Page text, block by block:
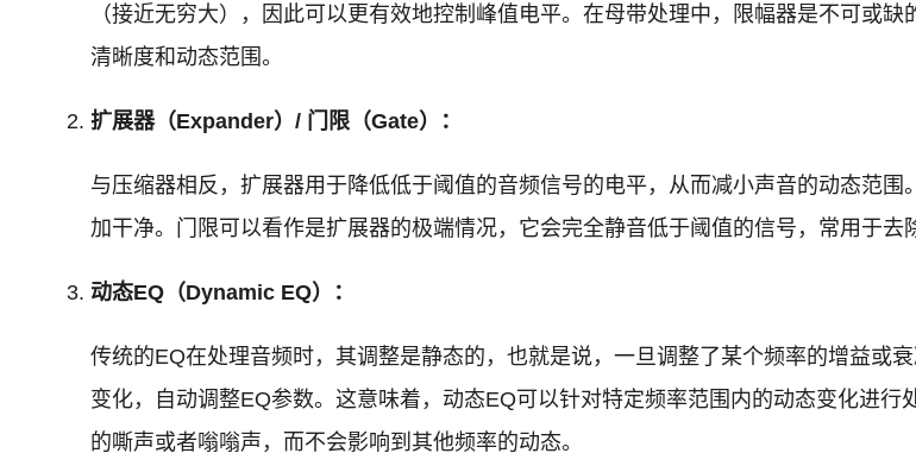
（接近无穷大），因此可以更有效地控制峰值电平。在母带处理中，限幅器是不可或
清晰度和动态范围。
扩展器（Expander）/ 门限（Gate）：
与压缩器相反，扩展器用于降低低于阈值的音频信号的电平，从而减小声音的动态范
加干净。门限可以看作是扩展器的极端情况，它会完全静音低于阈值的信号，常用于去
动态EQ（Dynamic EQ）：
传统的EQ在处理音频时，其调整是静态的，也就是说，一旦调整了某个频率的增益或
变化，自动调整EQ参数。这意味着，动态EQ可以针对特定频率范围内的动态变化进
的嘶声或者嗡嗡声，而不会影响到其他频率的动态。